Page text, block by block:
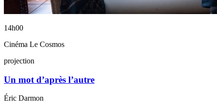
14h00
Cinéma Le Cosmos
projection
Un mot d’après l’autre
Éric Darmon